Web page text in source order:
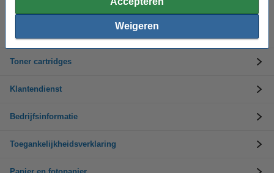
Weigeren
Toner cartridges
Klantendienst
Bedrijfsinformatie
Toegankelijkheidsverklaring